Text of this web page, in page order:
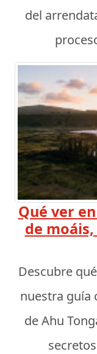
del
Qué ver
de
Descubre
nuestra guía
de Ahu